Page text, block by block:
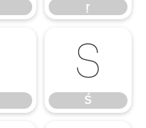
ŗ
Ś
Ś